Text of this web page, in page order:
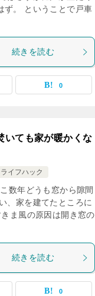
ず。 ということで戸車
続きを読む
0
いても家が暖かくな
ライフハック
数年どうも窓から隙間
、家を建てたところに
ま風の原因は開き窓の
続きを読む
0